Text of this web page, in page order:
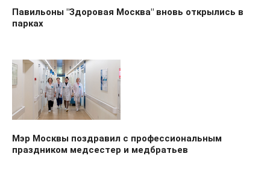
Павильоны "Здоровая Москва" вновь открылись в
парках
Мэр Москвы поздравил с профессиональным
праздником медсестер и медбратьев